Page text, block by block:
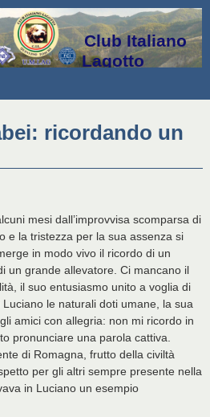
Club Italiano
Lagotto
ricordando un
mesi dall’improvvisa scomparsa di
e la tristezza per la sua assenza si
in modo vivo il ricordo di un
un grande allevatore. Ci mancano il
il suo entusiasmo unito a voglia di
le naturali doti umane, la sua
amici con allegria: non mi ricordo in
pronunciare una parola cattiva.
di Romagna, frutto della civiltà
per gli altri sempre presente nella
in Luciano un esempio